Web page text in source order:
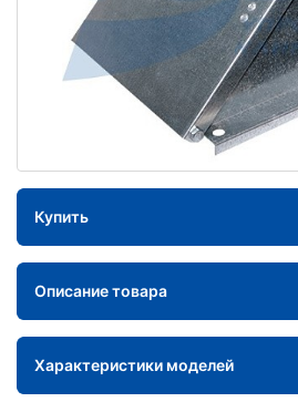
Купить
Описание товара
Характеристики моделей